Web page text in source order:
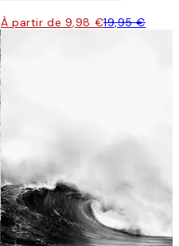
À partir de 9,98 €19,95 €